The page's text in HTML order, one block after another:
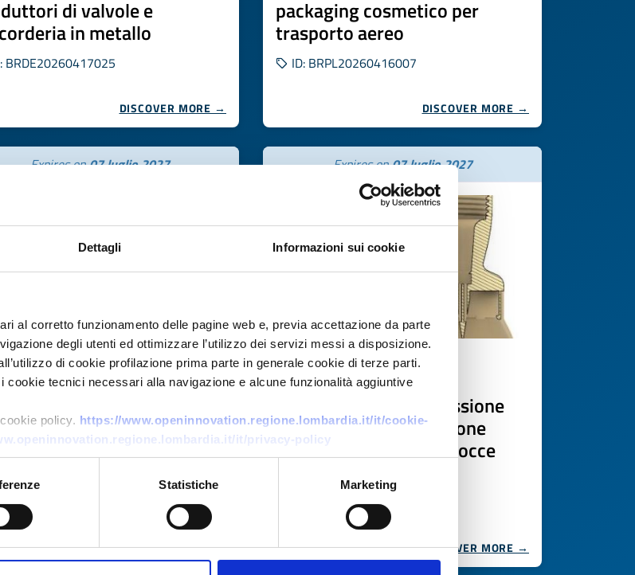
Dettagli Informazioni sui cookie
al corretto funzionamento delle pagine web e, previa accettazione da parte
degli utenti ed ottimizzare l’utilizzo dei servizi messi a disposizione.
di cookie profilazione prima parte in generale cookie di terze parti.
cookie tecnici necessari alla navigazione e alcune funzionalità aggiuntive
policy. https://www.openinnovation.regione.lombardia.it/it/cookie-
it/privacy-policy
Statistiche Marketing
di valvole e
in metallo
BRDE20260417025
DISCOVER MORE →
packaging cosmetico per
trasporto aereo
ID: BRPL20260416007
DISCOVER MORE →
Expires on07 luglio 2027
offer
modulari ottenuti
tessili riciclati
TOBA20260427023
DISCOVER MORE →
Expires on07 luglio 2027
Technology offer
Dispositivo per connessione
sicura e rapida tra flacone
farmaceutico e contagocce
ID: TOES20260422022
DISCOVER MORE →